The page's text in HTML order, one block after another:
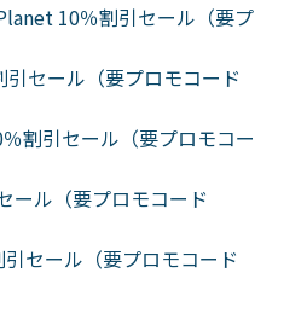
10％割引セール（要プ
セール（要プロモコード
割引セール（要プロモコー
ール（要プロモコード
セール（要プロモコード